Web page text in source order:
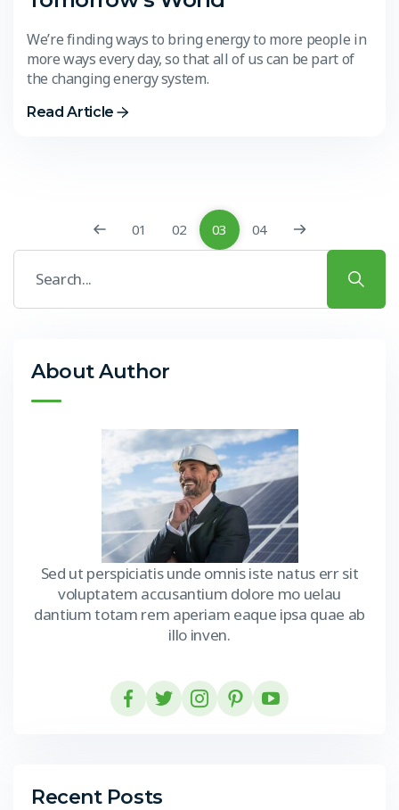
We’re finding ways to bring energy to more people in
more ways every day, so that all of us can be part of
the changing energy system.
Read Article
01 02 03 04
About Author
Sed ut perspiciatis unde omnis iste natus err sit
voluptatem accusantium dolore mo uelau
dantium totam rem aperiam eaque ipsa quae ab
illo inven.
Recent Posts